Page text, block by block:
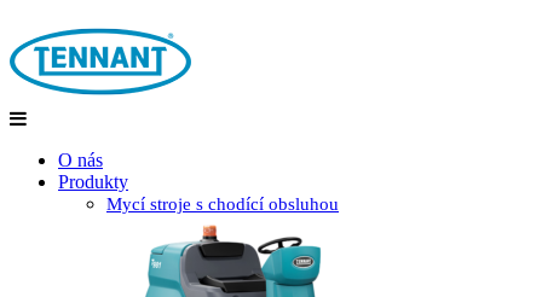
O nás
Produkty
Mycí stroje s chodící obsluhou